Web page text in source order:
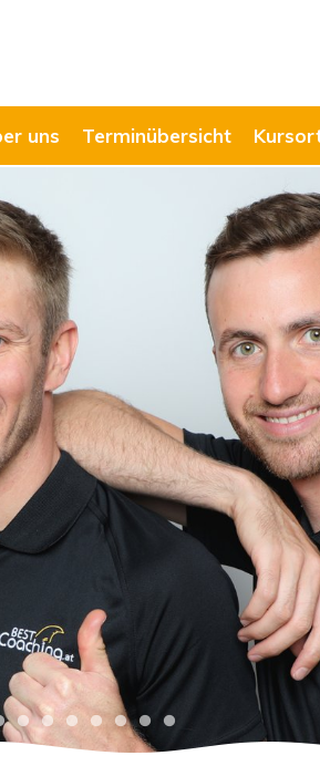
uns Terminübersicht
zu den Kursen